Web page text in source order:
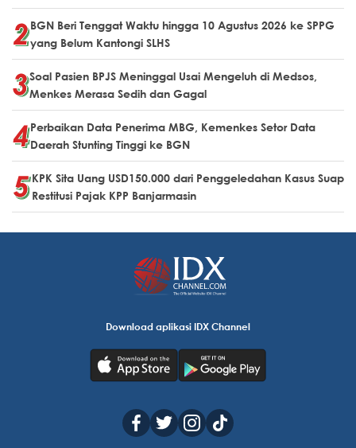
BGN Beri Tenggat Waktu hingga 10 Agustus 2026 ke SPPG
yang Belum Kantongi SLHS
Soal Pasien BPJS Meninggal Usai Mengeluh di Medsos,
Menkes Merasa Sedih dan Gagal
Perbaikan Data Penerima MBG, Kemenkes Setor Data
Daerah Stunting Tinggi ke BGN
KPK Sita Uang USD150.000 dari Penggeledahan Kasus Suap
Restitusi Pajak KPP Banjarmasin
Download aplikasi IDX Channel